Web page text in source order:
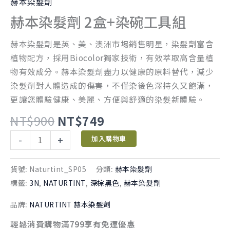
赫本染髮劑 2盒+染碗工具組
赫本染髮劑是英、美、澳洲市場銷售明星，染髮劑富含
植物配方，採用Biocolor獨家技術，有效萃取高含量植
物有效成分。赫本染髮劑盡力以健康的原料替代，減少
染髮劑對人體造成的傷害，不僅染後色澤持久又飽滿，
更讓您體驗健康、美麗、方便與舒適的染髮新體驗。
NT$900 NT$749
- + 加入購物車
貨號: Naturtint_SP05 分類: 赫本染髮劑
標籤: 3N, NATURTINT, 深棕黑色, 赫本染髮劑
品牌: NATURTINT 赫本染髮劑
輕鬆消費購物滿799享有免運優惠